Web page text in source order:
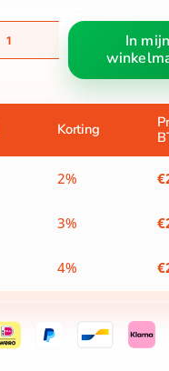
wasmand
opvouwbaar
grijs
In mijn
Korting
2% €
3% €
4% €